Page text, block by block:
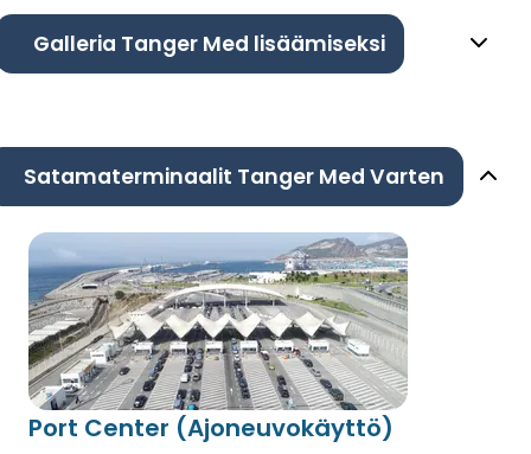
Galleria Tanger Med lisäämiseksi
Satamaterminaalit Tanger Med Varten
Port Center (Ajoneuvokäyttö)